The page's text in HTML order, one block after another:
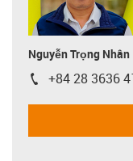
Nguyễn Trọng Nhân
igus-icon-phone
+84 28 3636